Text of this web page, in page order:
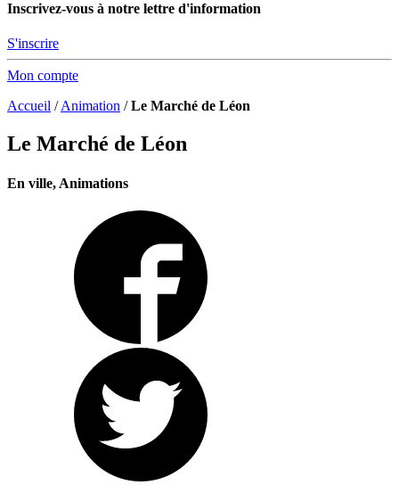
Inscrivez-vous à notre lettre d'information
S'inscrire
Mon compte
Accueil /Animation /Le Marché de Léon
Le Marché de Léon
En ville, Animations